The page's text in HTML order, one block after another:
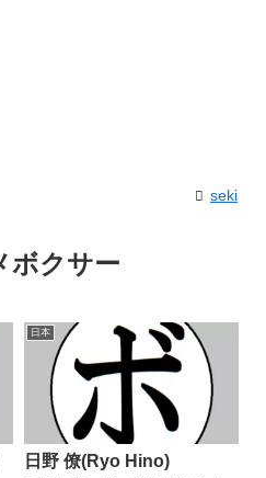
seki
ボクサー
日本
日野 僚(Ryo Hino)